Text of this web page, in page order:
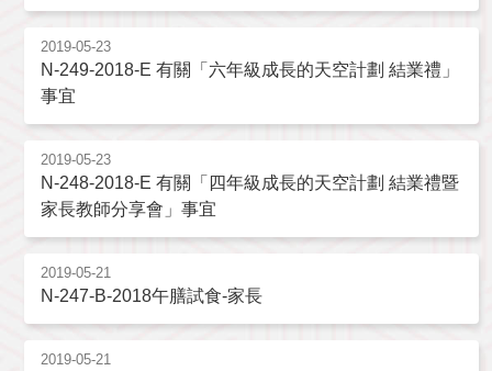
2019-05-23
N-249-2018-E 有關「六年級成長的天空計劃 結業禮」
事宜
2019-05-23
N-248-2018-E 有關「四年級成長的天空計劃 結業禮暨
家長教師分享會」事宜
2019-05-21
N-247-B-2018午膳試食-家長
2019-05-21